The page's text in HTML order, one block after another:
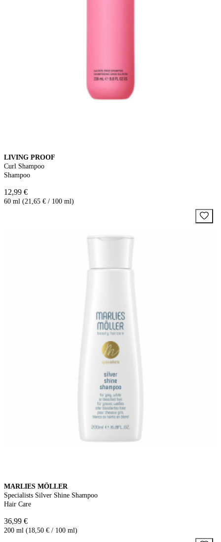
LIVING PROOF
Curl Shampoo
Shampoo
12,99 €
60 ml (21,65 € / 100 ml)
MARLIES MÖLLER
Specialists Silver Shine Shampoo
Hair Care
36,99 €
200 ml (18,50 € / 100 ml)